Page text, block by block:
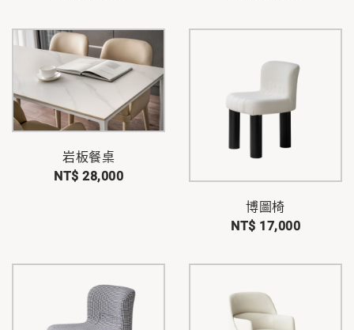
岩板餐桌
NT$ 28,000
博圖椅
NT$ 17,000